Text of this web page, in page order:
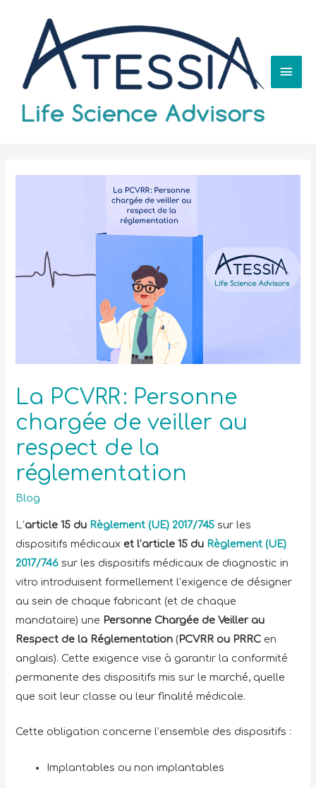
La PCVRR : Personne
chargée de veiller au
respect de la
réglementation
Blog
L’article 15 du Règlement (UE) 2017/745 sur les
dispositifs médicaux et l’article 15 du Règlement (UE)
2017/746 sur les dispositifs médicaux de diagnostic in
vitro introduisent formellement l’exigence de désigner
au sein de chaque fabricant (et de chaque
mandataire) une Personne Chargée de Veiller au
Respect de la Réglementation (PCVRR ou PRRC en
anglais). Cette exigence vise à garantir la conformité
permanente des dispositifs mis sur le marché, quelle
que soit leur classe ou leur finalité médicale.
Cette obligation concerne l’ensemble des dispositifs :
Implantables ou non implantables